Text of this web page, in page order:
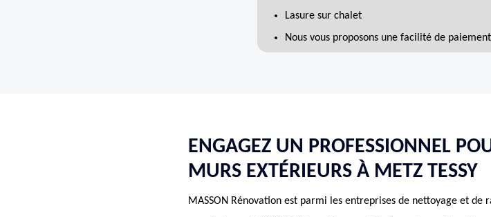
Lasure sur chalet
Nous vous proposons une facilité de
ENGAGEZ UN PROFESSIONNEL
MURS EXTÉRIEURS À METZ TESSY
MASSON Rénovation est parmi les entreprises de nettoyage et